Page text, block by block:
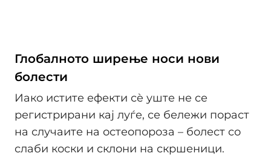
Глобалното ширење носи нови
болести
Иако истите ефекти сè уште не се
регистрирани кај луѓе, се бележи пораст
на случаите на остеопороза – болест со
слаби коски и склони на скршеници.